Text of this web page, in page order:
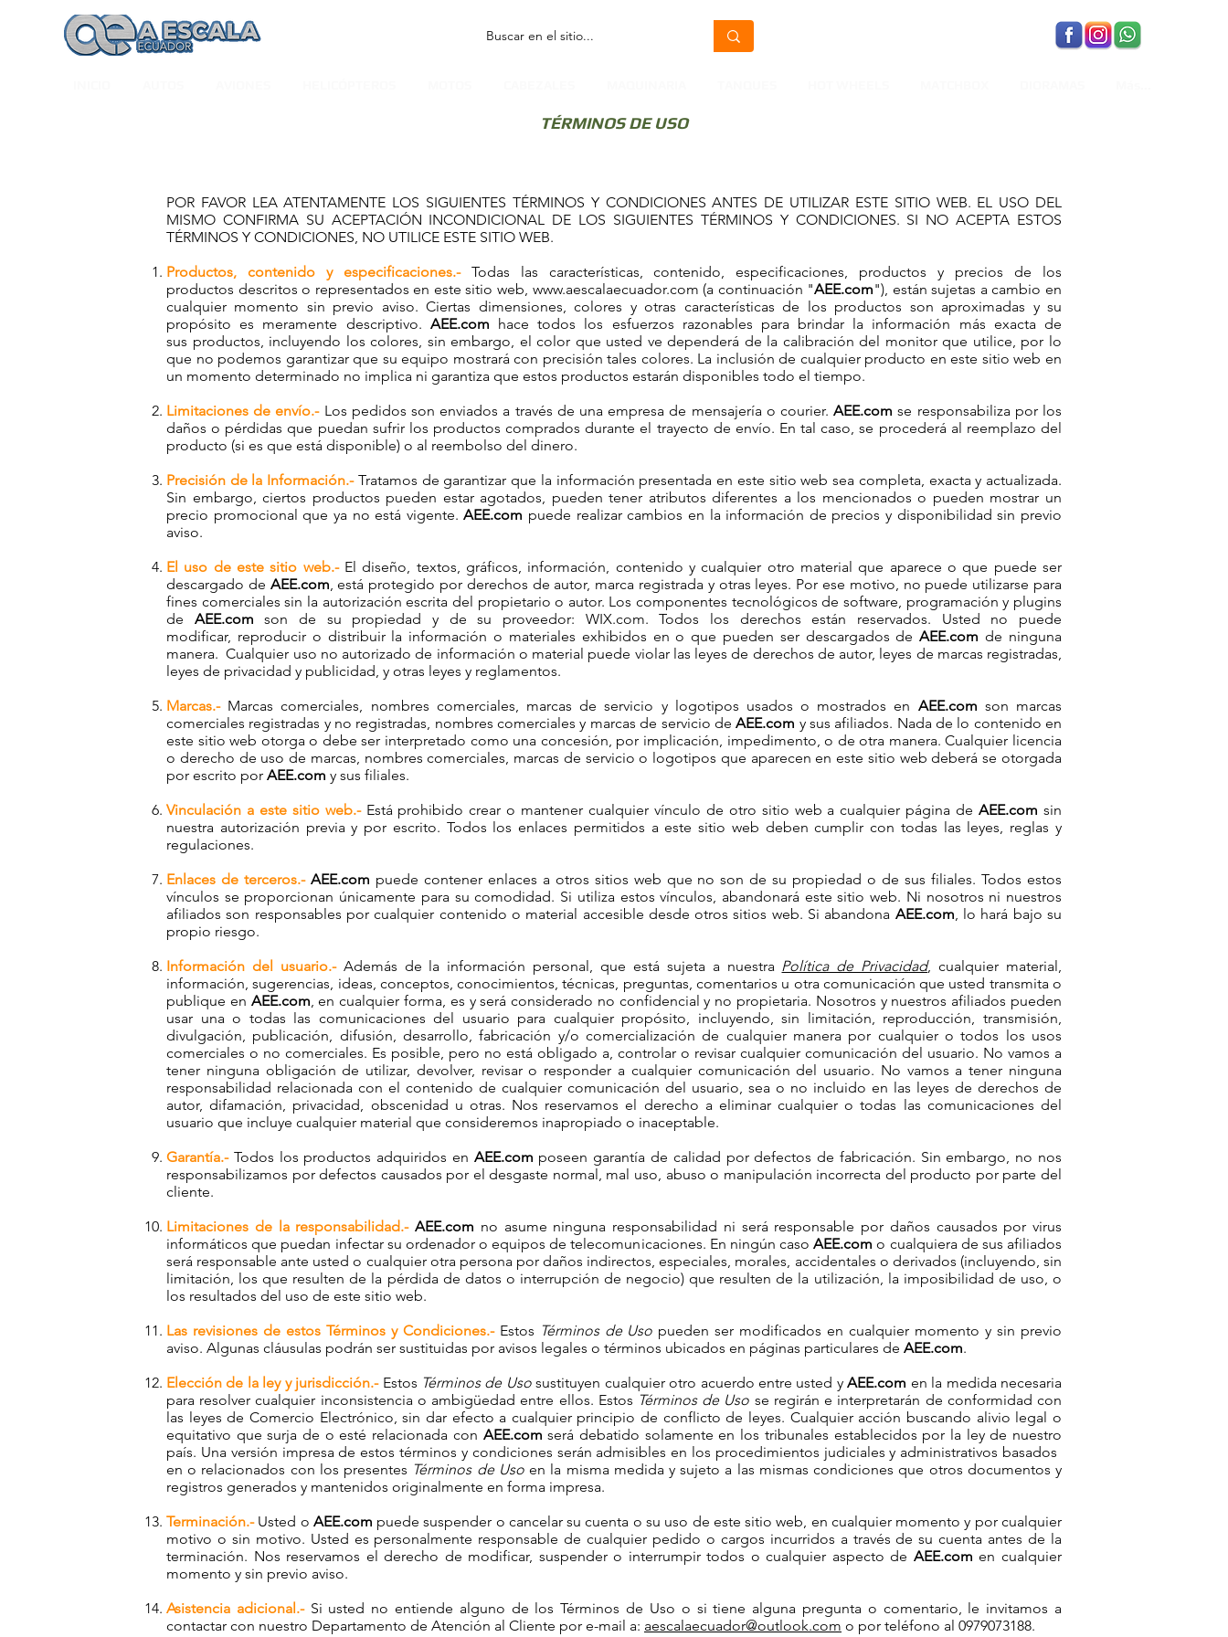
POR FAVOR LEA ATENTAMENTE LOS SIGUIENTES TÉRMINOS Y CONDICIONES ANTES DE UTILIZAR ESTE SITIO WEB. EL USO DEL
MISMO CONFIRMA SU ACEPTACIÓN INCONDICIONAL DE LOS SIGUIENTES TÉRMINOS Y CONDICIONES. SI NO ACEPTA ESTOS
TÉRMINOS Y CONDICIONES, NO UTILICE ESTE SITIO WEB.
Productos, contenido y especificaciones.- Todas las características, contenido, especificaciones, productos y precios de los
productos descritos o representados en este sitio web, www.aescalaecuador.com (a continuación "AEE.com"), están sujetas a cambio en
cualquier momento sin previo aviso. Ciertas dimensiones, colores y otras características de los productos son aproximadas y su
propósito es meramente descriptivo. AEE.com hace todos los esfuerzos razonables para brindar la información más exacta de
sus productos, incluyendo los colores, sin embargo, el color que usted ve dependerá de la calibración del monitor que utilice, por lo
que no podemos garantizar que su equipo mostrará con precisión tales colores. La inclusión de cualquier producto en este sitio web en
un momento determinado no implica ni garantiza que estos productos estarán disponibles todo el tiempo.
Limitaciones de envío.- Los pedidos son enviados a través de una empresa de mensajería o courier.AEE.com se responsabiliza por los
daños o pérdidas que puedan sufrir los productos comprados durante el trayecto de envío. En tal caso, se procederá al reemplazo del
producto (si es que está disponible) o al reembolso del dinero.
Precisión de la Información.- Tratamos de garantizar que la información presentada en este sitio web sea completa, exacta y actualizada.
Sin embargo, ciertos productos pueden estar agotados, pueden tener atributos diferentes a los mencionados o pueden mostrar un
precio promocional que ya no está vigente.AEE.com puede realizar cambios en la información de precios y disponibilidad sin previo
aviso.
El uso de este sitio web.-El diseño, textos, gráficos, información, contenido y cualquier otro material que aparece o que puede ser
descargado de AEE.com, está protegido por derechos de autor, marca registrada y otras leyes. Por ese motivo, no puede utilizarse para
fines comerciales sin la autorización escrita del propietario o autor. Los componentes tecnológicos de software, programación y plugins
de AEE.com son de su propiedad y de su proveedor: WIX.com. Todos los derechos están reservados. Usted no puede
modificar, reproducir o distribuir la información o materiales exhibidos en o que pueden ser descargados deAEE.com de ninguna
manera. Cualquier uso no autorizado de información o material puede violar las leyes de derechos de autor, leyes de marcas registradas,
leyes de privacidad y publicidad, y otras leyes y reglamentos.
Marcas.-Marcas comerciales, nombres comerciales, marcas de servicio y logotipos usados ​​o mostrados en AEE.com son marcas
comerciales registradas y no registradas, nombres comerciales y marcas de servicio deAEE.com y sus afiliados. Nada de lo contenido en
este sitio web otorga o debe ser interpretado como una concesión, por implicación, impedimento, o de otra manera. Cualquier licencia
o derecho de uso de marcas, nombres comerciales, marcas de servicio o logotipos que aparecen en este sitio web deberá se otorgada
por escrito por AEE.com y sus filiales.
Vinculación a este sitio web.-Está prohibido crear o mantener cualquier vínculo de otro sitio web a cualquier página deAEE.com sin
nuestra autorización previa y por escrito. Todos los enlaces permitidos a este sitio web deben cumplir con todas las leyes, reglas y
regulaciones.
Enlaces de terceros.- AEE.com puede contener enlaces a otros sitios web que no son de su propiedad o de sus filiales. Todos estos
vínculos se proporcionan únicamente para su comodidad. Si utiliza estos vínculos, abandonará este sitio web. Ni nosotros ni nuestros
afiliados son responsables por cualquier contenido o material accesible desde otros sitios web. Si abandona AEE.com, lo hará bajo su
propio riesgo.
Información del usuario.-Además de la información personal, que está sujeta a nuestra Política de Privacidad, cualquier material,
información, sugerencias, ideas, conceptos, conocimientos, técnicas, preguntas, comentarios u otra comunicación que usted transmita o
publique en AEE.com, en cualquier forma, es y será considerado no confidencial y no propietaria. Nosotros y nuestros afiliados pueden
usar una o todas las comunicaciones del usuario para cualquier propósito, incluyendo, sin limitación, reproducción, transmisión,
divulgación, publicación, difusión, desarrollo, fabricación y/o comercialización de cualquier manera por cualquier o todos los usos
comerciales o no comerciales. Es posible, pero no está obligado a, controlar o revisar cualquier comunicación del usuario. No vamos a
tener ninguna obligación de utilizar, devolver, revisar o responder a cualquier comunicación del usuario. No vamos a tener ninguna
responsabilidad relacionada con el contenido de cualquier comunicación del usuario, sea o no incluido en las leyes de derechos de
autor, difamación, privacidad, obscenidad u otras. Nos reservamos el derecho a eliminar cualquier o todas las comunicaciones del
usuario que incluye cualquier material que consideremos inapropiado o inaceptable.
Garantía.-Todos los productos adquiridos en AEE.com poseen garantía de calidad por defectos de fabricación. Sin embargo, no nos
responsabilizamos por defectos causados por el desgaste normal, mal uso, abuso o manipulación incorrecta del producto por parte del
cliente.
Limitaciones de la responsabilidad.- AEE.com no asume ninguna responsabilidad ni será responsable por daños causados por virus
informáticos que puedan infectar su ordenador o equipos de telecomunicaciones. En ningún casoAEE.com o cualquiera de sus afiliados
será responsable ante usted o cualquier otra persona por daños indirectos, especiales, morales, accidentales o derivados (incluyendo, sin
limitación, los que resulten de la pérdida de datos o interrupción de negocio) que resulten de la utilización, la imposibilidad de uso, o
los resultados del uso de este sitio web.
Las revisiones de estos Términos y Condiciones.- Estos Términos de Uso pueden ser modificados en cualquier momento y sin previo
aviso. Algunas cláusulas podrán ser sustituidas por avisos legales o términos ubicados en páginas particulares de AEE.com.
Elección de la ley y jurisdicción.-Estos Términos de Usosustituyen cualquier otro acuerdo entre usted yAEE.com en la medida necesaria
para resolver cualquier inconsistencia o ambigüedad entre ellos. Estos Términos de Uso se regirán e interpretarán de conformidad con
las leyes de Comercio Electrónico, sin dar efecto a cualquier principio de conflicto de leyes. Cualquier acción buscando alivio legal o
equitativo que surja de o esté relacionada con AEE.com será debatido solamente en los tribunales establecidos por la ley de nuestro
país. Una versión impresa de estos términos y condiciones serán admisibles en los procedimientos judiciales y administrativos basados ​​
en o relacionados con los presentes Términos de Usoen la misma medida y sujeto a las mismas condiciones que otros documentos y
registros generados y mantenidos originalmente en forma impresa.
Terminación.-Usted o AEE.com puede suspender o cancelar su cuenta o su uso de este sitio web, en cualquier momento y por cualquier
motivo o sin motivo. Usted es personalmente responsable de cualquier pedido o cargos incurridos a través de su cuenta antes de la
terminación. Nos reservamos el derecho de modificar, suspender o interrumpir todos o cualquier aspecto de AEE.com en cualquier
momento y sin previo aviso.
Asistencia adicional.-Si usted no entiende alguno de los Términos de Uso o si tiene alguna pregunta o comentario, le invitamos a
contactar con nuestro Departamento de Atención al Cliente por e-mail a: aescalaecuador@outlook.com o por teléfono al 0979073188.
TÉRMINOS DE USO